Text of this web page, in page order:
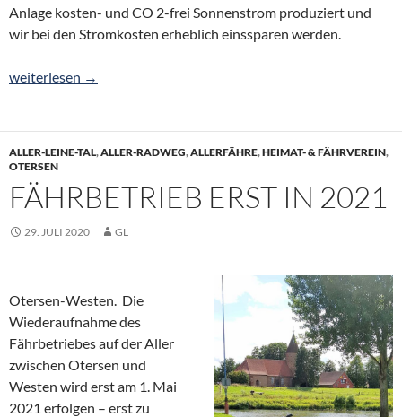
Anlage kosten- und CO 2-frei Sonnenstrom produziert und
wir bei den Stromkosten erheblich einssparen werden.
4 Bausteine rund um E-Mobilität, Nahversorgung,
weiterlesen →
ALLER-LEINE-TAL,ALLER-RADWEG,ALLERFÄHRE,HEIMAT- & FÄHRVEREIN,
OTERSEN
FÄHRBETRIEB ERST IN 2021
29. JULI 2020 GL
Otersen-Westen. Die
Wiederaufnahme des
Fährbetriebes auf der Aller
zwischen Otersen und
Westen wird erst am 1. Mai
2021 erfolgen – erst zu